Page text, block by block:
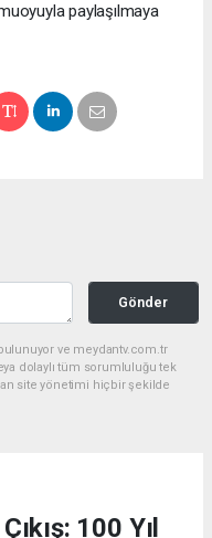
paylaşılmaya
Gönder
ve meydantv.com.tr
dolaylı tüm sorumluluğu tek
site yönetimi hiçbir şekilde
100 Yıl